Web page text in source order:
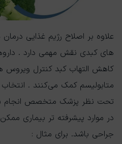
علاوه بر اصلاح رژیم غذایی
های کبدی نقش مهمی دارد .
کاهش التهاب کبد کنترل ویروس
متابولیسم کمک می‌کنند . انتخاب
تحت نظر پزشک متخصص انجام
در موارد پیشرفته تر بیماری
جراحی باشد. برای مثال :